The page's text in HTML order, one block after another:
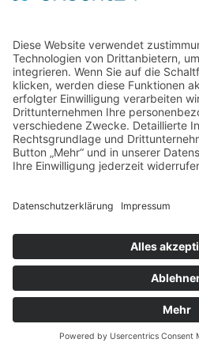
Home Kontakt
AGB
Datenschutzerklärung